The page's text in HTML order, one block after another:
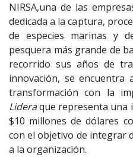
NIRSA,una de las
dedicada a la captura,
de especies marinas y
pesquera más grande de
recorrido sus años de
innovación, se encuentra
transformación con la
Lideraque representa una
$10 millones de dólares
con el objetivo de integrar
a la organización.